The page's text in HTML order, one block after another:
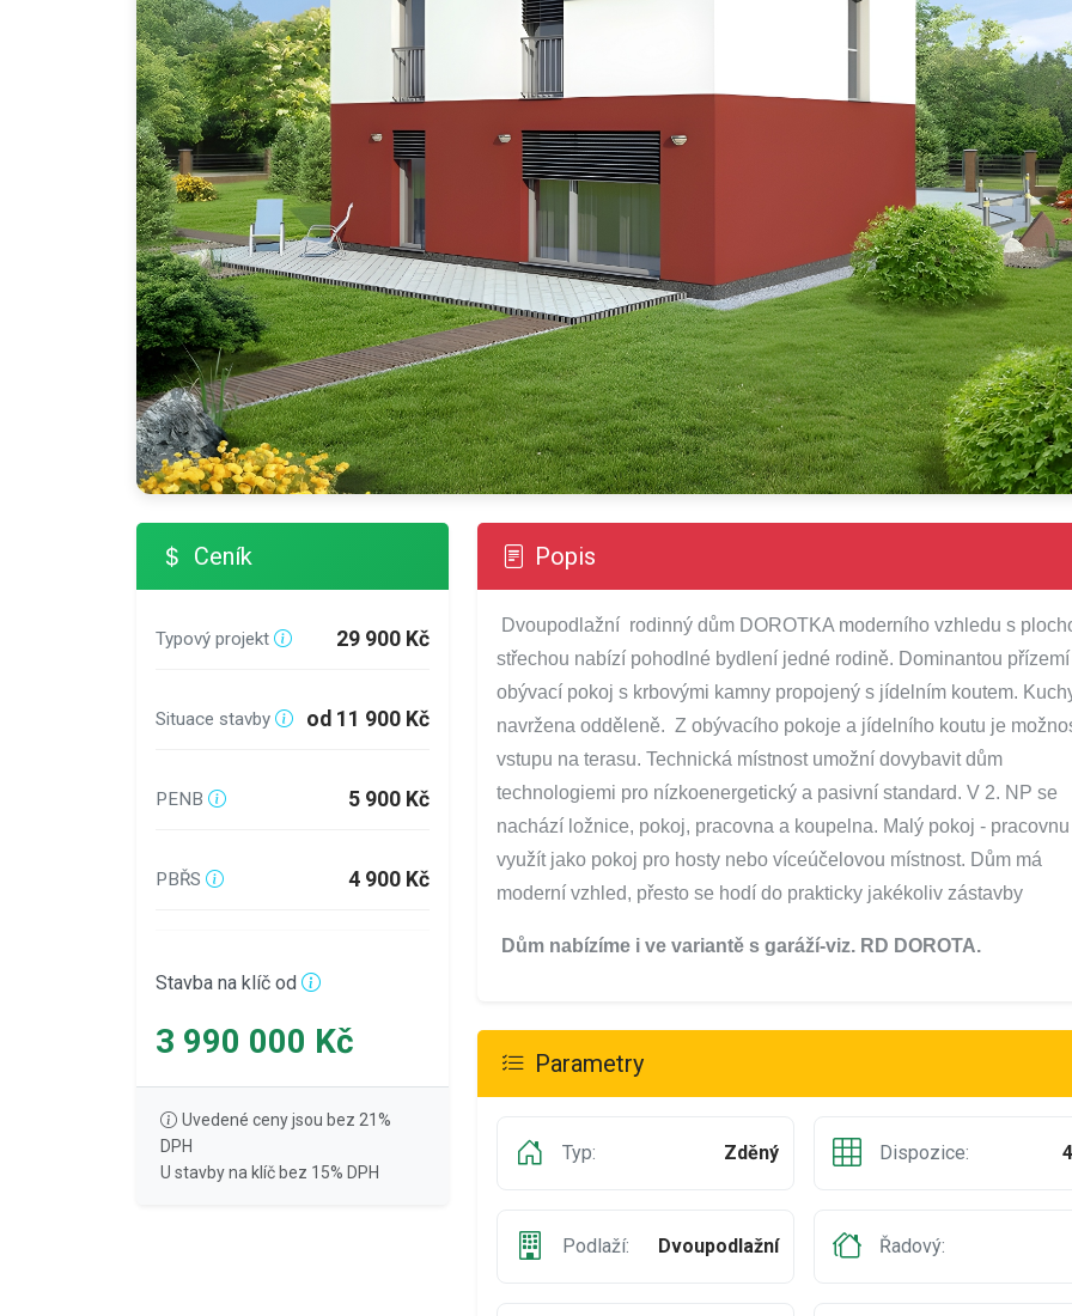
Ceník
Typový projekt 29 900 Kč
Situace stavby od 11 900 Kč
PENB 5 900 Kč
PBŘS 4 900 Kč
Stavba na klíč od
3 990 000 Kč
Uvedené ceny jsou bez 21%
DPH
U stavby na klíč bez 15% DPH
Popis
Dvoupodlažní rodinný dům DOROTKA moderního vzhledu s
střechou nabízí pohodlné bydlení jedné rodině. Dominantou
obývací pokoj s krbovými kamny propojený s jídelním koutem.
navržena odděleně. Z obývacího pokoje a jídelního koutu je
vstupu na terasu. Technická místnost umožní dovybavit dům
technologiemi pro nízkoenergetický a pasivní standard. V 2. NP se
nachází ložnice, pokoj, pracovna a koupelna. Malý pokoj -
využít jako pokoj pro hosty nebo víceúčelovou místnost. Dům má
moderní vzhled, přesto se hodí do prakticky jakékoliv zástavby
Dům nabízíme i ve variantě s garáží-viz. RD DOROTA.
Parametry
Typ: Zděný Dispozice:
Podlaží: Dvoupodlažní Řadový: